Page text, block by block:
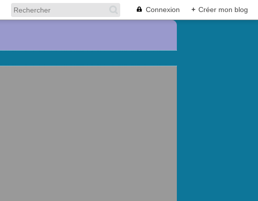
Connexion + Créer mon blog